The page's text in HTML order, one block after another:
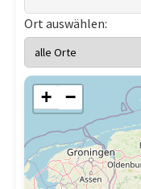
Ort auswählen:
+ −